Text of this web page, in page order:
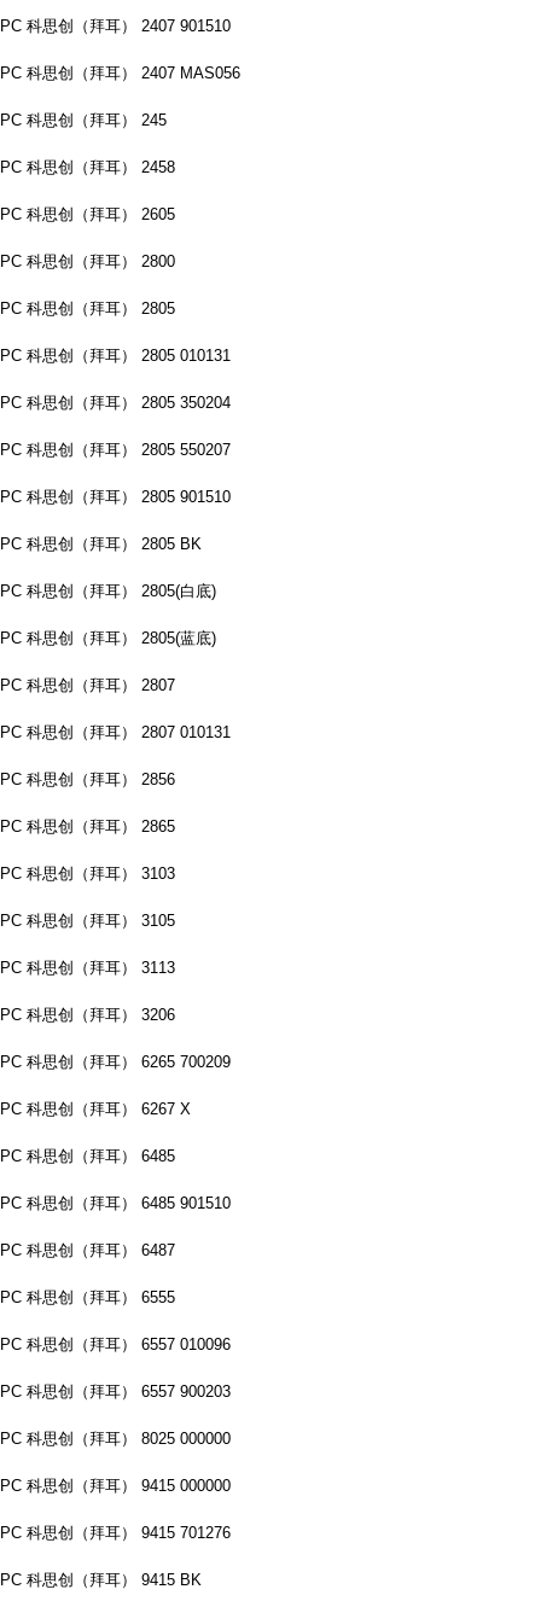
PC 科思创（拜耳） 2407 901510
PC 科思创（拜耳） 2407 MAS056
PC 科思创（拜耳） 245
PC 科思创（拜耳） 2458
PC 科思创（拜耳） 2605
PC 科思创（拜耳） 2800
PC 科思创（拜耳） 2805
PC 科思创（拜耳） 2805 010131
PC 科思创（拜耳） 2805 350204
PC 科思创（拜耳） 2805 550207
PC 科思创（拜耳） 2805 901510
PC 科思创（拜耳） 2805 BK
PC 科思创（拜耳） 2805(白底)
PC 科思创（拜耳） 2805(蓝底)
PC 科思创（拜耳） 2807
PC 科思创（拜耳） 2807 010131
PC 科思创（拜耳） 2856
PC 科思创（拜耳） 2865
PC 科思创（拜耳） 3103
PC 科思创（拜耳） 3105
PC 科思创（拜耳） 3113
PC 科思创（拜耳） 3206
PC 科思创（拜耳） 6265 700209
PC 科思创（拜耳） 6267 X
PC 科思创（拜耳） 6485
PC 科思创（拜耳） 6485 901510
PC 科思创（拜耳） 6487
PC 科思创（拜耳） 6555
PC 科思创（拜耳） 6557 010096
PC 科思创（拜耳） 6557 900203
PC 科思创（拜耳） 8025 000000
PC 科思创（拜耳） 9415 000000
PC 科思创（拜耳） 9415 701276
PC 科思创（拜耳） 9415 BK